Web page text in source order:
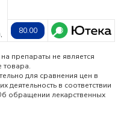
80.00
препараты не является
товара.
для сравнения цен в
деятельность в соответствии
обращении лекарственных